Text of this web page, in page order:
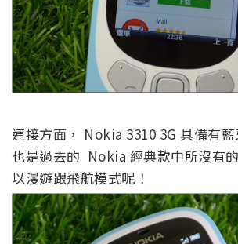
連接方面， Nokia 3310 3G 具備有
也是過去的 Nokia 經典款中所沒有
以漫遊跟飛航模式呢！